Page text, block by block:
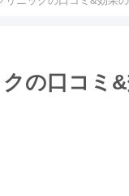
の口コミ